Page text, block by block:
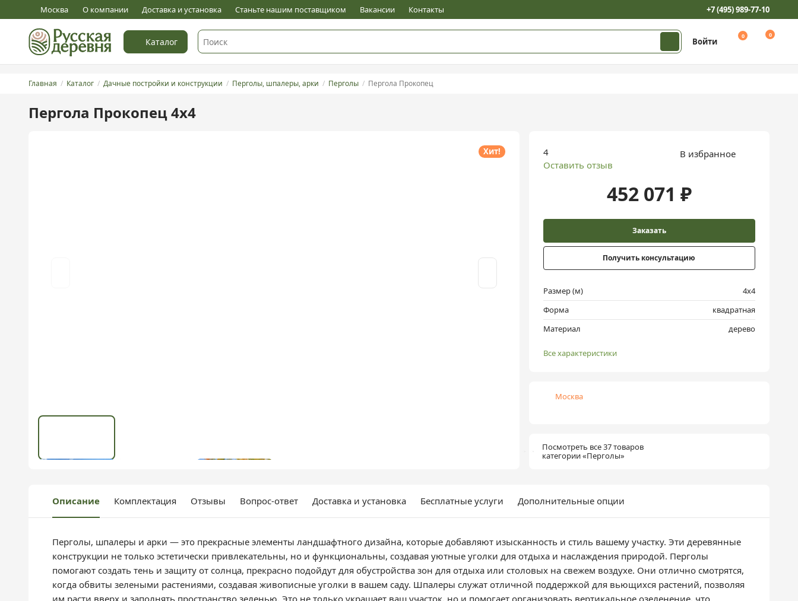
Москва О компании Доставка и установка Станьте нашим поставщиком Вакансии Контакты +7 (495) 989-77-10
Каталог Войти
0 0
Главная Каталог Дачные постройки и конструкции Перголы, шпалеры, арки Перголы Пергола Прокопец
Пергола Прокопец 4х4
Оставить отзыв
Хит!
4
Оставить отзыв
В избранное
452 071 ₽
Заказать
Получить консультацию
Размер (м)
4х4
Форма
квадратная
Материал
дерево
Все характеристики
Москва
Посмотреть все 37 товаров
категории «Перголы»
Описание Комплектация Отзывы Вопрос-ответ Доставка и установка Бесплатные услуги Дополнительные опции
Перголы, шпалеры и арки — это прекрасные элементы ландшафтного дизайна, которые добавляют изысканность и стиль вашему участку. Эти деревянные
конструкции не только эстетически привлекательны, но и функциональны, создавая уютные уголки для отдыха и наслаждения природой. Перголы
помогают создать тень и защиту от солнца, прекрасно подойдут для обустройства зон для отдыха или столовых на свежем воздухе. Они отлично смотрятся,
когда обвиты зелеными растениями, создавая живописные уголки в вашем саду. Шпалеры служат отличной поддержкой для вьющихся растений, позволяя
им расти вверх и заполнять пространство зеленью. Это не только украшает ваш участок, но и помогает организовать вертикальное озеленение, что